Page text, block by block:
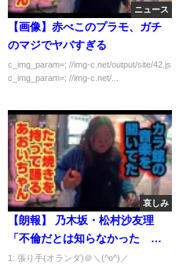
ニュース
【画像】赤べこのプラモ、ガチ
のマジでヤバすぎる
c_img_param=; //img-c.net/output/site/42.js
c_img_param=; //img-c.net/...
哀しみ
【朗報】 乃木坂・松村沙友理
「不倫だとは知らなかった 本
屋のマンガコーナーでたまたま
1: 張り手(オランダ)＠＼(^o^)／